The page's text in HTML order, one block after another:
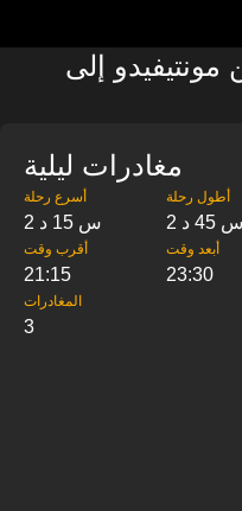
إلى
مغادرات ليلية
‎أسرع رحلة
2 س 15 د
‎أطول رحلة
2 س 45 د
‎أقرب وقت
21:15
‎أبعد وقت
23:30
‎المغادرات
3